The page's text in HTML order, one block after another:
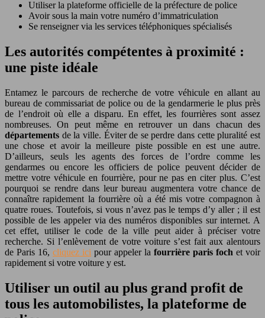
Utiliser la plateforme officielle de la préfecture de police
Avoir sous la main votre numéro d’immatriculation
Se renseigner via les services téléphoniques spécialisés
Les autorités compétentes à proximité :
une piste idéale
Entamez le parcours de recherche de votre véhicule en allant au
bureau de commissariat de police ou de la gendarmerie le plus près
de l’endroit où elle a disparu. En effet, les fourrières sont assez
nombreuses. On peut même en retrouver un dans chacun des
départements de la ville. Éviter de se perdre dans cette pluralité est
une chose et avoir la meilleure piste possible en est une autre.
D’ailleurs, seuls les agents des forces de l’ordre comme les
gendarmes ou encore les officiers de police peuvent décider de
mettre votre véhicule en fourrière, pour ne pas en citer plus. C’est
pourquoi se rendre dans leur bureau augmentera votre chance de
connaître rapidement la fourrière où a été mis votre compagnon à
quatre roues. Toutefois, si vous n’avez pas le temps d’y aller ; il est
possible de les appeler via des numéros disponibles sur internet. A
cet effet, utiliser le code de la ville peut aider à préciser votre
recherche. Si l’enlèvement de votre voiture s’est fait aux alentours
de Paris 16, cliquez ici pour appeler la fourrière paris foch et voir
rapidement si votre voiture y est.
Utiliser un outil au plus grand profit de
tous les automobilistes, la plateforme de